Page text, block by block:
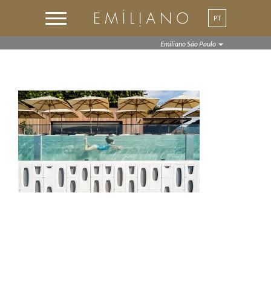
PT
Emiliano São Paulo